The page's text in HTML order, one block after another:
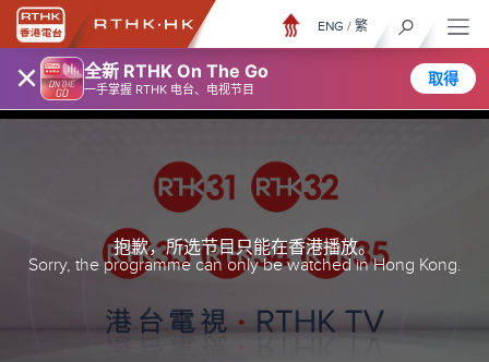
× 全新 RTHK On The Go
一手掌握 RTHK 电台、电视节目
取得
ENG / 繁
抱歉，所选节目只能在香港播放。
Sorry, the programme can only be watched in Hong Kong.